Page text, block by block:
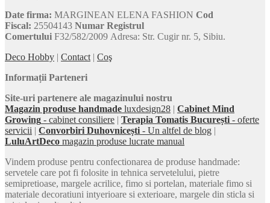
Date firma: MARGINEAN ELENA FASHION Cod
Fiscal: 25504143 Numar Registrul
Comertului F32/582/2009 Adresa: Str. Cugir nr. 5, Sibiu.
Deco Hobby | Contact | Coş
Informații Parteneri
Site-uri partenere ale magazinului nostru
Magazin produse handmade luxdesign28 | Cabinet Mind
Growing - cabinet consiliere | Terapia Tomatis București - oferte
servicii | Convorbiri Duhovnicești - Un altfel de blog |
LuluArtDeco magazin produse lucrate manual
Vindem produse pentru confectionarea de produse handmade:
servetele care pot fi folosite in tehnica servetelului, pietre
semipretioase, margele acrilice, fimo si portelan, materiale fimo si
materiale decoratiuni intyerioare si exterioare, margele din sticla si